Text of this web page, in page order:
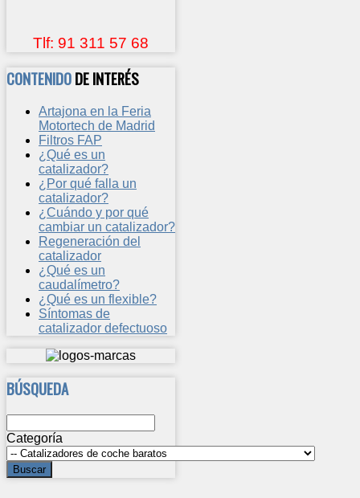
Tlf: 91 311 57 68
CONTENIDODE INTERÉS
Artajona en la Feria
Motortech de Madrid
Filtros FAP
¿Qué es un
catalizador?
¿Por qué falla un
catalizador?
¿Cuándo y por qué
cambiar un catalizador?
Regeneración del
catalizador
¿Qué es un
caudalímetro?
¿Qué es un flexible?
Síntomas de
catalizador defectuoso
BÚSQUEDA
Categoría